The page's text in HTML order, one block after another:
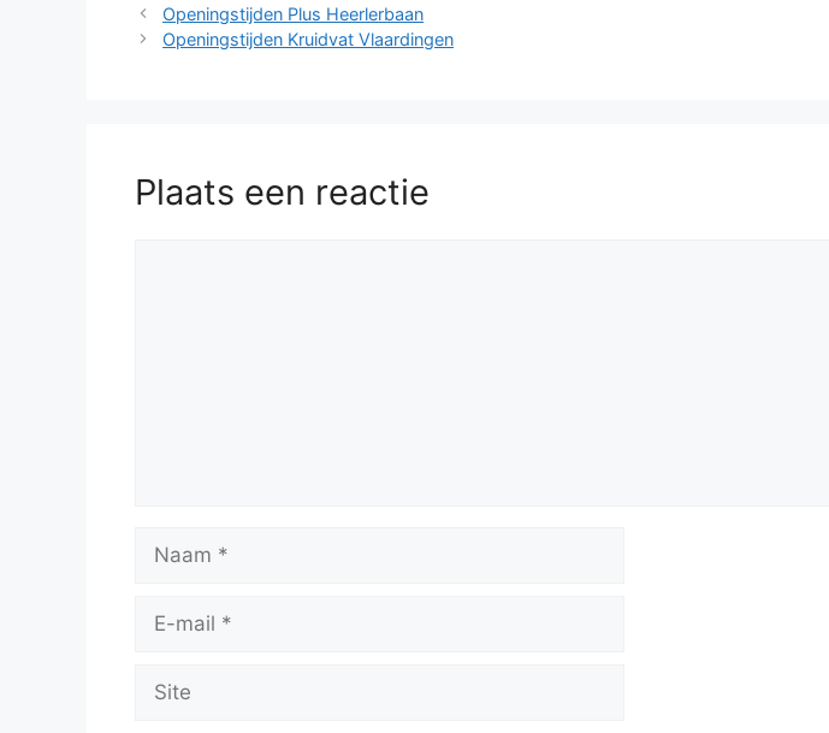
Openingstijden Plus Heerlerbaan
Openingstijden Kruidvat Vlaardingen
Plaats een reactie
mail